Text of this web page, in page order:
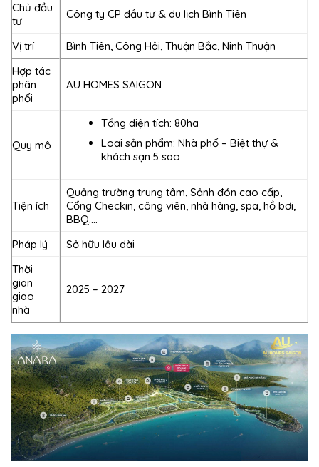
Chủ đầu
tư
Công ty CP đầu tư & du lịch Bình Tiên
Vị trí
Bình Tiên, Công Hải, Thuận Bắc, Ninh Thuận
Hợp tác
phân
phối
AU HOMES SAIGON
Quy mô
Tổng diện tích: 80ha
Loại sản phẩm: Nhà phố – Biệt thự &
khách sạn 5 sao
Tiện ích
Quảng trường trung tâm, Sảnh đón cao cấp,
Cổng Checkin, công viên, nhà hàng, spa, hồ bơi,
BBQ….
Pháp lý
Sở hữu lâu dài
Thời
gian
giao
nhà
2025 – 2027